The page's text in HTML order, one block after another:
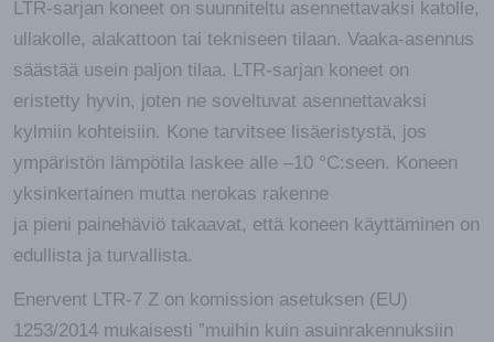
LTR-sarjan koneet on suunniteltu asennettavaksi katolle,
ullakolle, alakattoon tai tekniseen tilaan. Vaaka-asennus
säästää usein paljon tilaa. LTR-sarjan koneet on
eristetty hyvin, joten ne soveltuvat asennettavaksi
kylmiin kohteisiin. Kone tarvitsee lisäeristystä, jos
ympäristön lämpötila laskee alle –10 °C:seen. Koneen
yksinkertainen mutta nerokas rakenne
ja pieni painehäviö takaavat, että koneen käyttäminen on
edullista ja turvallista.
Enervent LTR-7 Z on komission asetuksen (EU)
1253/2014 mukaisesti ”muihin kuin asuinrakennuksiin